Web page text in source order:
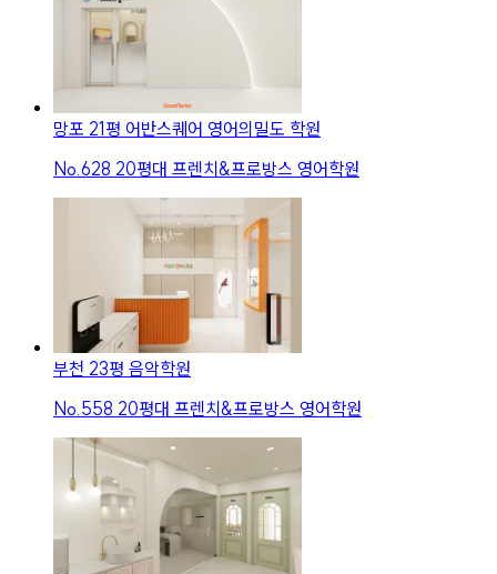
망포 21평 어반스퀘어 영어의밀도 학원
No. 628 20평대 프렌치&프로방스 영어학원
부천 23평 음악학원
No. 558 20평대 프렌치&프로방스 영어학원